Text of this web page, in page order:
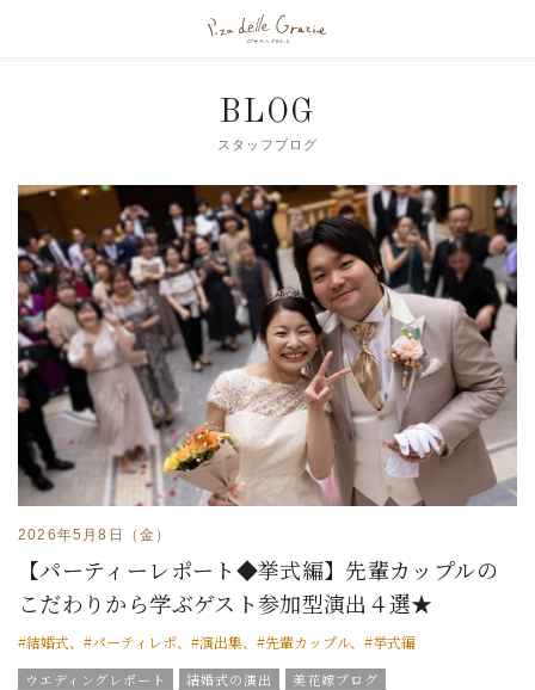
BLOG
スタッフブログ
2026年5月8日（金）
【パーティーレポート◆挙式編】先輩カップルの
こだわりから学ぶゲスト参加型演出４選★
#結婚式、#パーティレポ、#演出集、#先輩カップル、#挙式編
ウエディングレポート 結婚式の演出
美花嫁ブログ